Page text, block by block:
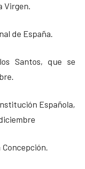
Virgen.
de España.
Santos, que se
Española,